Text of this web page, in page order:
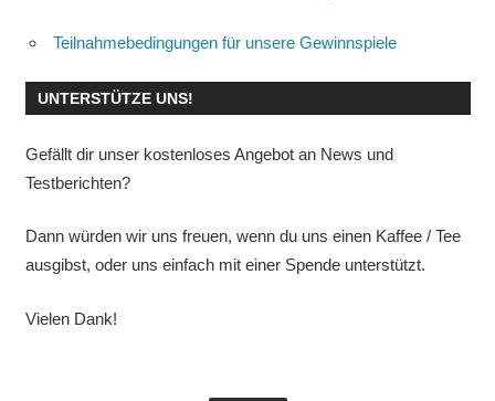
Teilnahmebedingungen für unsere Gewinnspiele
UNTERSTÜTZE UNS!
Gefällt dir unser kostenloses Angebot an News und
Testberichten?
Dann würden wir uns freuen, wenn du uns einen Kaffee / Tee
ausgibst, oder uns einfach mit einer Spende unterstützt.
Vielen Dank!